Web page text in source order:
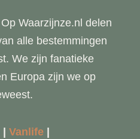
Waarzijnze.nl delen
alle bestemmingen
We zijn fanatieke
Europa zijn we op
| Vanlife |